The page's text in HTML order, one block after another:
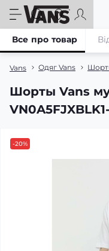
Vans Одяг Vans
Шорты Vans
Все про товар
-20%